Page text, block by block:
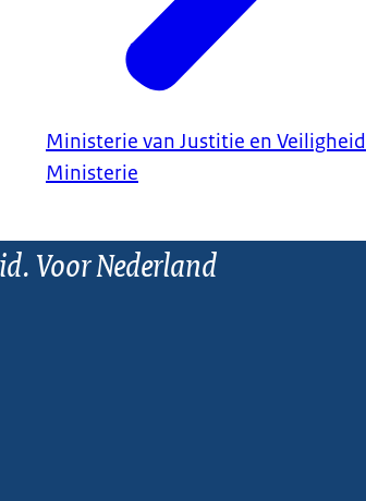
Ministerie van Justitie en Veiligheid
Ministerie
Voor Nederland